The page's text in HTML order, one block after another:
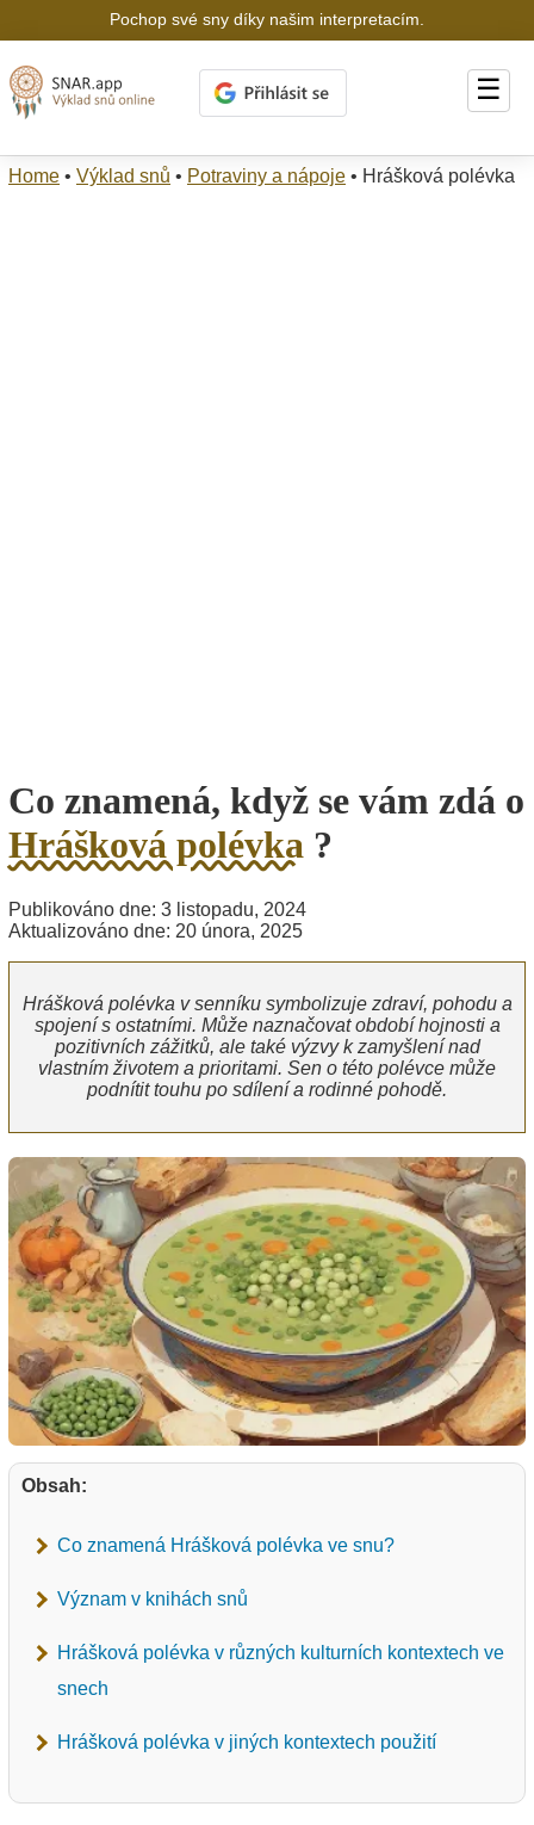
Pochop své sny díky našim interpretacím.
☰
Home • Výklad snů • Potraviny a nápoje • Hrášková polévka
Co znamená, když se vám zdá o
Hrášková polévka ?
Publikováno dne: 3 listopadu, 2024
Aktualizováno dne: 20 února, 2025
Hrášková polévka v senníku symbolizuje zdraví, pohodu a
spojení s ostatními. Může naznačovat období hojnosti a
pozitivních zážitků, ale také výzvy k zamyšlení nad
vlastním životem a prioritami. Sen o této polévce může
podnítit touhu po sdílení a rodinné pohodě.
Obsah:
Co znamená Hrášková polévka ve snu?
Význam v knihách snů
Hrášková polévka v různých kulturních kontextech ve
snech
Hrášková polévka v jiných kontextech použití